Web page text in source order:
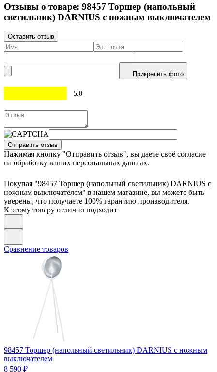
Отзывы о товаре: 98457 Торшер (напольный
светильник) DARNIUS с ножным выключателем
Оставить отзыв
Прикрепить фото
5.0
Отправить отзыв
Нажимая кнопку "Отправить отзыв", вы даете своё согласие
на обработку ваших персональных данных.
Покупая "98457 Торшер (напольный светильник) DARNIUS с
ножным выключателем" в нашем магазине, вы можете быть
уверены, что получаете 100% гарантию производителя.
К этому товару отлично подходит
Сравнение товаров
98457 Торшер (напольный светильник) DARNIUS с ножным
выключателем
8 590 ₽